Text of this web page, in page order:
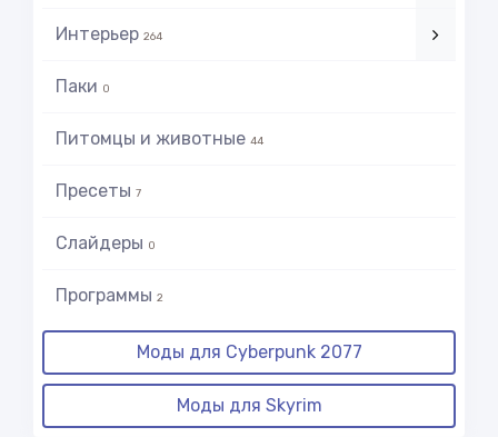
Интерьер 264
Паки 0
Питомцы и животные 44
Пресеты 7
Слайдеры 0
Программы 2
Моды для Cyberpunk 2077
Моды для Skyrim